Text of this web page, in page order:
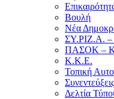
Βουλή
Νέα
ΣΥ.ΡΙΖ.Α. –
ΠΑΣΟΚ –
Κ.Κ.Ε.
Τοπική
Συνεντεύξεις
Δελτία